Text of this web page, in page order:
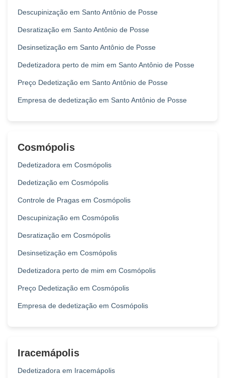
Descupinização em Santo Antônio de Posse
Desratização em Santo Antônio de Posse
Desinsetização em Santo Antônio de Posse
Dedetizadora perto de mim em Santo Antônio de Posse
Preço Dedetização em Santo Antônio de Posse
Empresa de dedetização em Santo Antônio de Posse
Cosmópolis
Dedetizadora em Cosmópolis
Dedetização em Cosmópolis
Controle de Pragas em Cosmópolis
Descupinização em Cosmópolis
Desratização em Cosmópolis
Desinsetização em Cosmópolis
Dedetizadora perto de mim em Cosmópolis
Preço Dedetização em Cosmópolis
Empresa de dedetização em Cosmópolis
Iracemápolis
Dedetizadora em Iracemápolis